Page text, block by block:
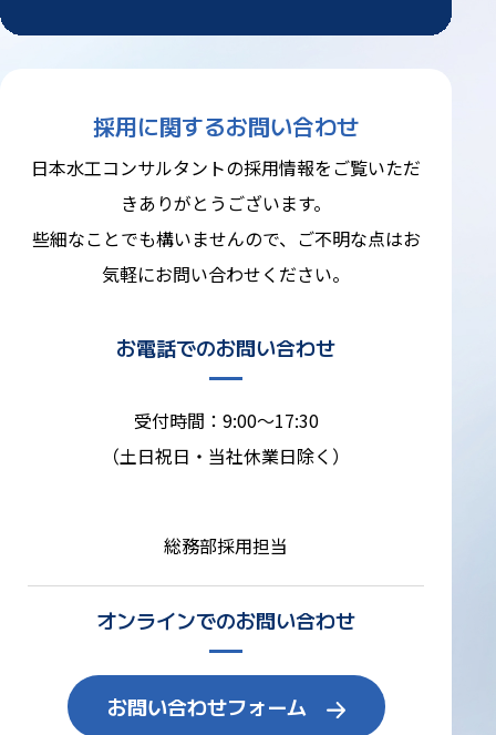
採用に関するお問い合わせ
日本水工コンサルタントの採用情報をご覧いただ
きありがとうございます。
些細なことでも構いませんので、ご不明な点はお
気軽にお問い合わせください。
お電話でのお問い合わせ
受付時間：9:00～17:30
（土日祝日・当社休業日除く）
総務部採用担当
オンラインでのお問い合わせ
お問い合わせフォーム